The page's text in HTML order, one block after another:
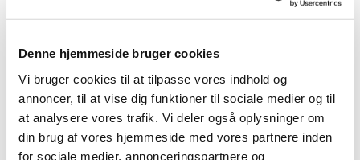
Denne hjemmeside bruger cookies
Vi bruger cookies til at tilpasse vores indhold og
annoncer, til at vise dig funktioner til sociale medier og til
at analysere vores trafik. Vi deler også oplysninger om
din brug af vores hjemmeside med vores partnere inden
for sociale medier, annonceringspartnere og
hænder. Vores samarbejdspartnere finder ud både
leveringsdygtige med de nyeste covers og tilbehør,
som altid er på lager i butikken, og vores sortiment
opdateres hver måned.
Hos Phone2fix er det let at returnere eller bytte et